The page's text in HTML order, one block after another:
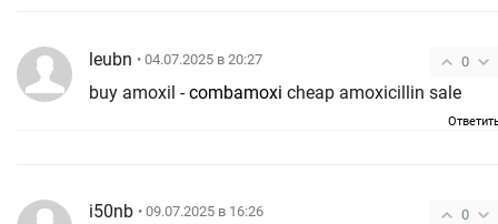
0
leubn • 04.07.2025 в 20:27
buy amoxil -combamoxi cheap amoxicillin sale
0
i50nb • 09.07.2025 в 16:26